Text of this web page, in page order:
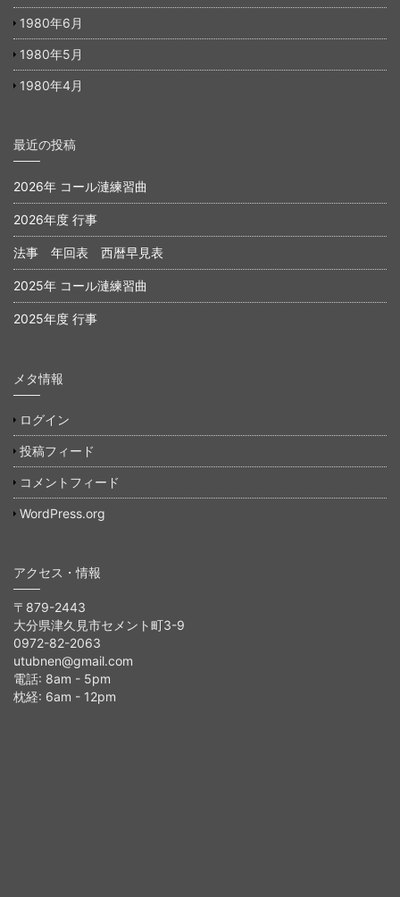
1980年6月
1980年5月
1980年4月
最近の投稿
2026年 コール漣練習曲
2026年度 行事
法事 年回表 西暦早見表
2025年 コール漣練習曲
2025年度 行事
メタ情報
ログイン
投稿フィード
コメントフィード
WordPress.org
アクセス・情報
〒879-2443
大分県津久見市セメント町3-9
0972-82-2063
utubnen@gmail.com
電話: 8am - 5pm
枕経: 6am - 12pm